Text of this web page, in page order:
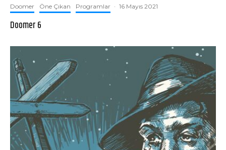
Doomer Öne Çıkan Programlar · 16 Mayıs 2021
Doomer 6